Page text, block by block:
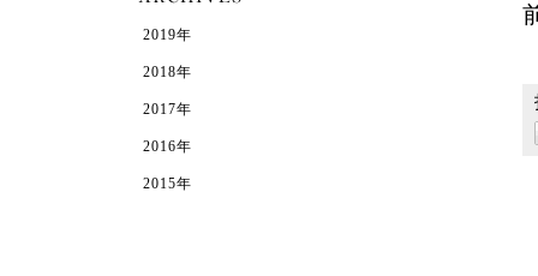
2019年
2018年
2017年
2016年
2015年